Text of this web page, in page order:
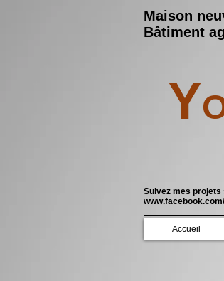
Y
Maison
Bâtiment
Suivez mes projets
Accueil